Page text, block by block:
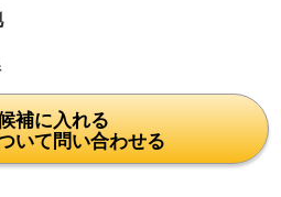
補に入れる
いて問い合わせる